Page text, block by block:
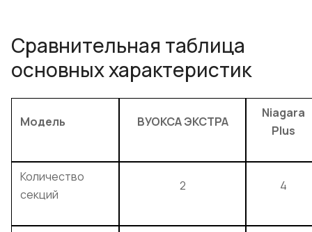
Сравнительная таблица
основных характеристик
Модель ВУОКСА ЭКСТРА
Niagara
Plus
Количество
секций
2 4